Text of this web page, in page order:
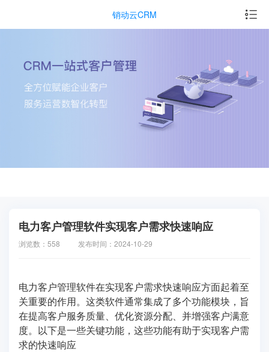
销动云CRM
电力客户管理软件实现客户需求快速响应
浏览数：558 发布时间：2024-10-29
电力客户管理软件在实现客户需求快速响应方面起着至
关重要的作用。这类软件通常集成了多个功能模块，旨
在提高客户服务质量、优化资源分配、并增强客户满意
度。以下是一些关键功能，这些功能有助于实现客户需
求的快速响应